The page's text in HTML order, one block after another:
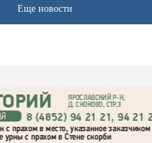
Еще новости